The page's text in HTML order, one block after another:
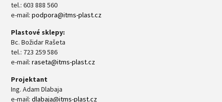
tel.: 603 888 560
e-mail:podpora@itms-plast.cz
Plastové sklepy:
Bc. Božidar Rašeta
tel.: 723 259 586
e-mail:raseta@itms-plast.cz
Projektant
Ing. Adam Dlabaja
e-mail:dlabaja@itms-plast.cz